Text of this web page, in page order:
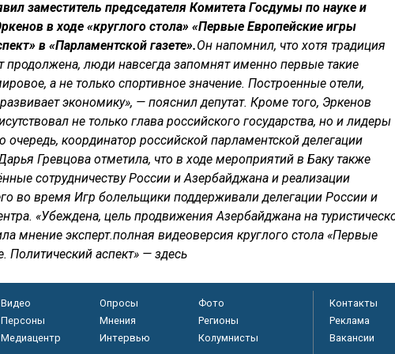
заместитель председателя Комитета Госдумы по науке и
в ходе «круглого стола» «Первые Европейские игры
в «Парламентской газете».Он напомнил, что хотя традиция
продолжена, люди навсегда запомнят именно первые такие
а не только спортивное значение. Построенные отели,
экономику», — пояснил депутат. Кроме того, Эркенов
не только глава российского государства, но и лидеры
очередь, координатор российской парламентской делегации
Гревцова отметила, что в ходе мероприятий в Баку также
сотрудничеству России и Азербайджана и реализации
во время Игр болельщики поддерживали делегации России и
«Убеждена, цель продвижения Азербайджана на
мнение эксперт.полная видеоверсия круглого стола «Первые
аспект» — здесь
Видео Опросы
Фото
Персоны
Мнения
Регионы
Медиацентр
Интервью Колумнисты
Контакты
Реклама
Вакансии